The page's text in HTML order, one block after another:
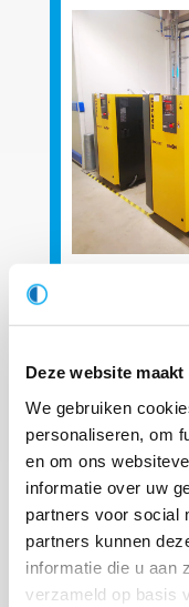
Deze website
We gebruiken
personaliseren, om
en om ons
informatie over uw
partners voor social
partners kunnen
informatie die u aan
verzameld op basis
Van
importeur en
gevogelte, is
gebied van
grote groei
de
de werkelijke
inzetten van
verhuurvloot,